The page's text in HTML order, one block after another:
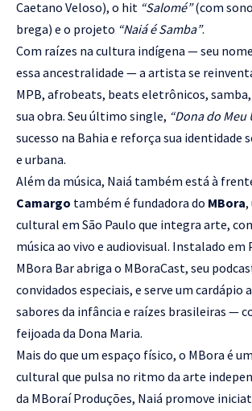
Caetano Veloso), o hit “Salomé”(com
brega) e o projeto “Naiá é Samba”.
Com raízes na cultura indígena — seu
essa ancestralidade — a artista se
MPB, afrobeats, beats eletrônicos,
sua obra. Seu último single, “Dona do Meu
sucesso na Bahia e reforça sua identidade
e urbana.
Além da música, Naiá também está à
Camargo também é fundadora do MBora,
cultural em São Paulo que integra arte,
música ao vivo e audiovisual. Instalado em
MBora Bar abriga o MBoraCast, seu
convidados especiais, e serve um cardápio
sabores da infância e raízes brasileiras —
feijoada da Dona Maria.
Mais do que um espaço físico, o MBora é
cultural que pulsa no ritmo da arte
da MBoraí Produções, Naiá promove